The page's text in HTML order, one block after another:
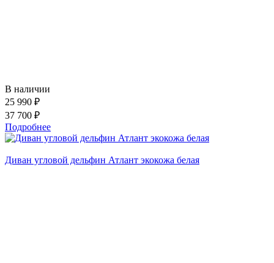
В наличии
25 990 ₽
37 700 ₽
Подробнее
Диван угловой дельфин Атлант экокожа белая